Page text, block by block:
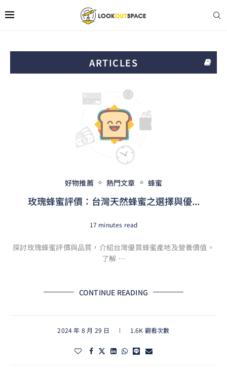
ARTICLES
好物推薦 熱門文章 蜂蜜
玫瑰蜂蜜評價：台灣天然蜂蜜之選擇與優...
17 minutes read
探討玫瑰蜂蜜評價與品質，介紹台灣優質蜂蜜產地及營養價值。
了解 …
CONTINUE READING
2024 年 8 月 29 日 1.6K 觀看次數